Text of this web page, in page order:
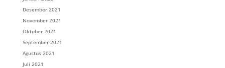
Desember 2021
November 2021
Oktober 2021
September 2021
Agustus 2021
Juli 2021